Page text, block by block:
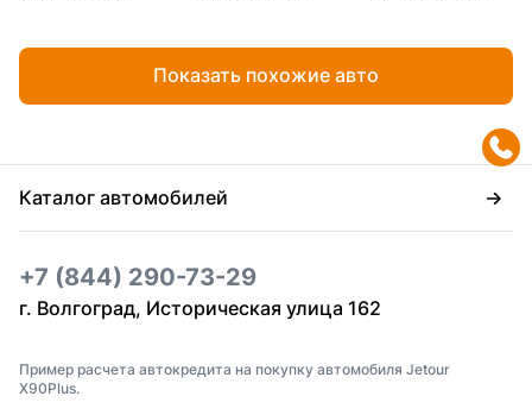
Показать похожие авто
Каталог автомобилей
+7 (844) 290-73-29
г. Волгоград, Историческая улица 162
Пример расчета автокредита на покупку автомобиля Jetour
X90Plus.